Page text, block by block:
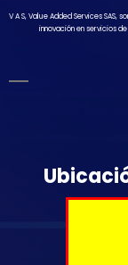
V A S, Value Added Services
innovación en servicios